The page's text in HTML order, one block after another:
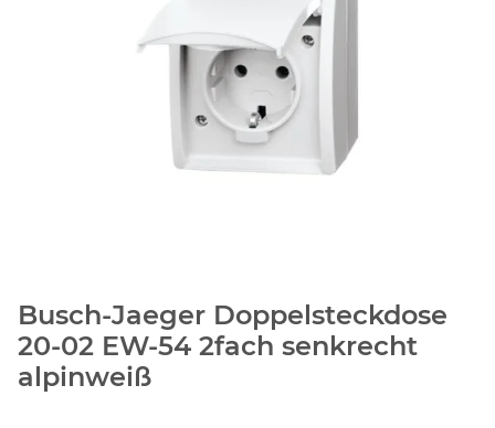
Busch-Jaeger Doppelsteckdose
20-02 EW-54 2fach senkrecht
alpinweiß